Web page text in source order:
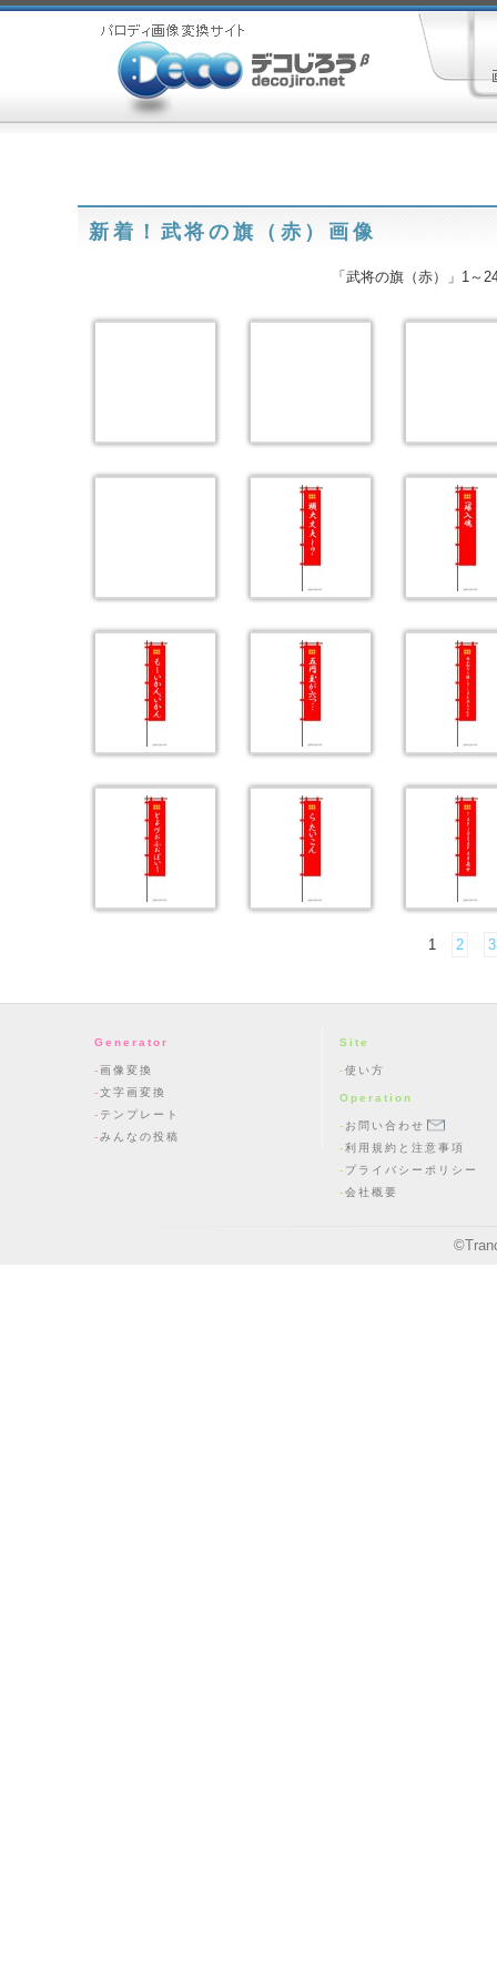
新着！武将の旗（赤）画像
「武将の旗（赤）」1～
1 2 3
Generator
画像変換
文字画変換
テンプレート
みんなの投稿
Site
使い方
Operation
お問い合わせ
利用規約と注意事項
プライバシーポリシー
会社概要
©